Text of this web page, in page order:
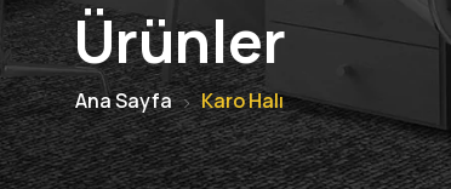
Ürünler
Ana Sayfa Karo Halı